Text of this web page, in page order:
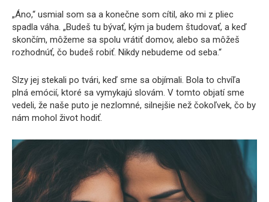
„Áno,“ usmial som sa a konečne som cítil, ako mi z pliec
spadla váha. „Budeš tu bývať, kým ja budem študovať, a keď
skončím, môžeme sa spolu vrátiť domov, alebo sa môžeš
rozhodnúť, čo budeš robiť. Nikdy nebudeme od seba.“
Slzy jej stekali po tvári, keď sme sa objímali. Bola to chvíľa
plná emócií, ktoré sa vymykajú slovám. V tomto objatí sme
vedeli, že naše puto je nezlomné, silnejšie než čokoľvek, čo by
nám mohol život hodiť.